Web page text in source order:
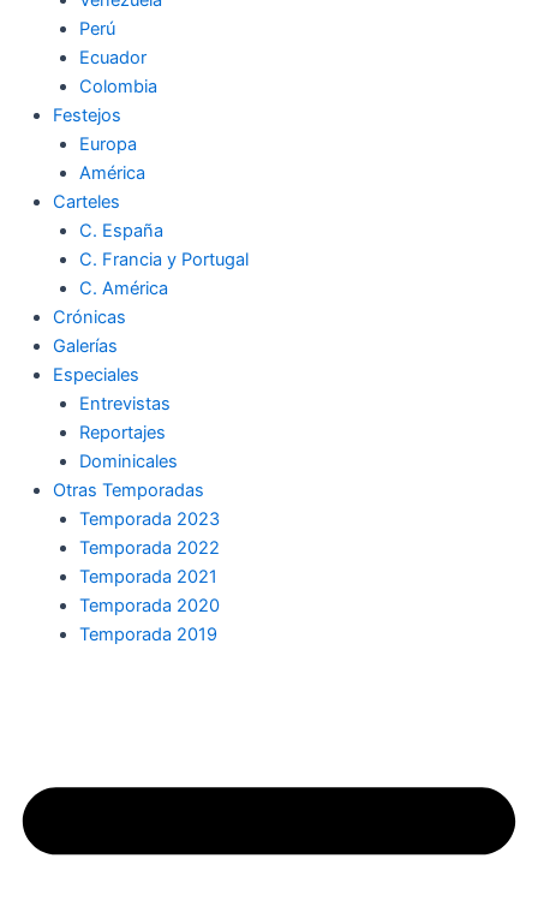
Perú
Ecuador
Colombia
Festejos
Europa
América
Carteles
C. España
C. Francia y Portugal
C. América
Crónicas
Galerías
Especiales
Entrevistas
Reportajes
Dominicales
Otras Temporadas
Temporada 2023
Temporada 2022
Temporada 2021
Temporada 2020
Temporada 2019